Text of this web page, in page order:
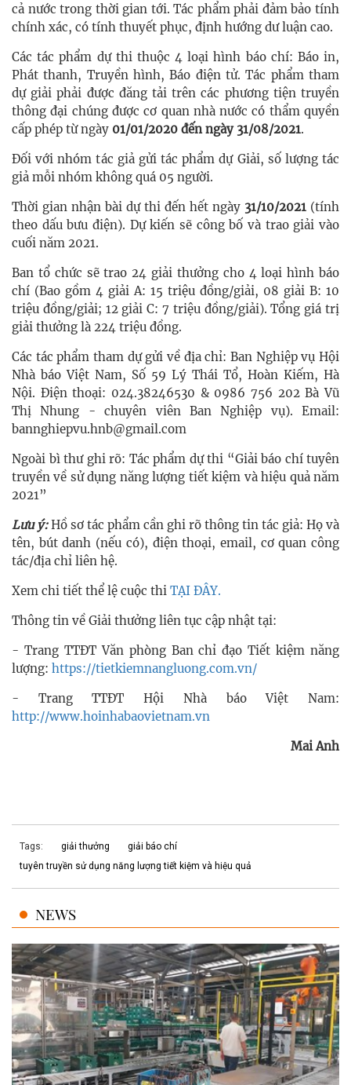
cả nước trong thời gian tới. Tác phẩm phải đảm bảo tính
chính xác, có tính thuyết phục, định hướng dư luận cao.
Các tác phẩm dự thi thuộc 4 loại hình báo chí: Báo in,
Phát thanh, Truyền hình, Báo điện tử. Tác phẩm tham
dự giải phải được đăng tải trên các phương tiện truyền
thông đại chúng được cơ quan nhà nước có thẩm quyền
cấp phép từ ngày 01/01/2020 đến ngày 31/08/2021.
Đối với nhóm tác giả gửi tác phẩm dự Giải, số lượng tác
giả mỗi nhóm không quá 05 người.
Thời gian nhận bài dự thi đến hết ngày 31/10/2021 (tính
theo dấu bưu điện). Dự kiến sẽ công bố và trao giải vào
cuối năm 2021.
Ban tổ chức sẽ trao 24 giải thưởng cho 4 loại hình báo
chí (Bao gồm 4 giải A: 15 triệu đồng/giải, 08 giải B: 10
triệu đồng/giải; 12 giải C: 7 triệu đồng/giải). Tổng giá trị
giải thưởng là 224 triệu đồng.
Các tác phẩm tham dự gửi về địa chỉ: Ban Nghiệp vụ Hội
Nhà báo Việt Nam, Số 59 Lý Thái Tổ, Hoàn Kiếm, Hà
Nội. Điện thoại: 024.38246530 & 0986 756 202 Bà Vũ
Thị Nhung - chuyên viên Ban Nghiệp vụ). Email:
bannghiepvu.hnb@gmail.com
Ngoài bì thư ghi rõ: Tác phẩm dự thi “Giải báo chí tuyên
truyền về sử dụng năng lượng tiết kiệm và hiệu quả năm
2021”
Lưu ý:Hồ sơ tác phẩm cần ghi rõ thông tin tác giả: Họ và
tên, bút danh (nếu có), điện thoại, email, cơ quan công
tác/địa chỉ liên hệ.
Xem chi tiết thể lệ cuộc thi TẠI ĐÂY.
Thông tin về Giải thưởng liên tục cập nhật tại:
- Trang TTĐT Văn phòng Ban chỉ đạo Tiết kiệm năng
lượng: https://tietkiemnangluong.com.vn/
- Trang TTĐT Hội Nhà báo Việt Nam:
http://www.hoinhabaovietnam.vn
Mai Anh
Tags: giải thưởng
giải báo chí
tuyên truyền sử dụng năng lượng tiết kiệm và hiệu quả
NEWS